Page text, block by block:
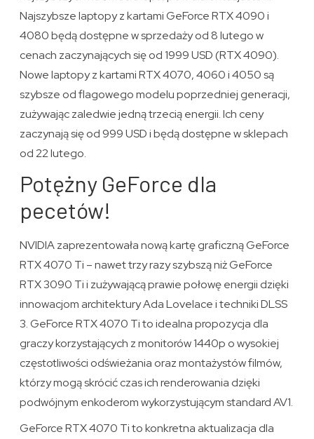
Najszybsze laptopy z kartami GeForce RTX 4090 i
4080 będą dostępne w sprzedaży od 8 lutego w
cenach zaczynających się od 1999 USD (RTX 4090).
Nowe laptopy z kartami RTX 4070, 4060 i 4050 są
szybsze od flagowego modelu poprzedniej generacji,
zużywając zaledwie jedną trzecią energii. Ich ceny
zaczynają się od 999 USD i będą dostępne w sklepach
od 22 lutego.
Potężny GeForce dla
pecetów!
NVIDIA zaprezentowała nową kartę graficzną GeForce
RTX 4070 Ti – nawet trzy razy szybszą niż GeForce
RTX 3090 Ti i zużywającą prawie połowę energii dzięki
innowacjom architektury Ada Lovelace i techniki DLSS
3. GeForce RTX 4070 Ti to idealna propozycja dla
graczy korzystających z monitorów 1440p o wysokiej
częstotliwości odświeżania oraz montażystów filmów,
którzy mogą skrócić czas ich renderowania dzięki
podwójnym enkoderom wykorzystującym standard AV1.
GeForce RTX 4070 Ti to konkretna aktualizacja dla